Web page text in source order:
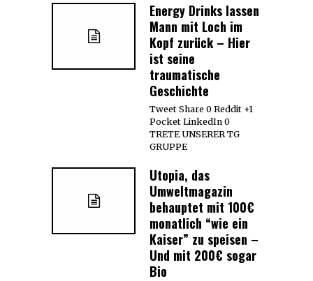
Energy Drinks lassen
Mann mit Loch im
Kopf zurück – Hier
ist seine
traumatische
Geschichte
Tweet Share 0 Reddit +1
Pocket LinkedIn 0
TRETE UNSERER TG
GRUPPE
Utopia, das
Umweltmagazin
behauptet mit 100€
monatlich “wie ein
Kaiser” zu speisen –
Und mit 200€ sogar
Bio